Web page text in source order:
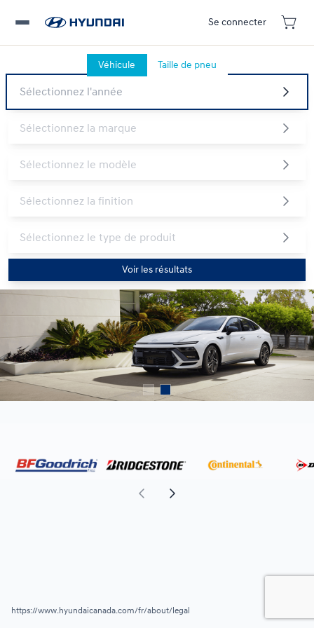
Se connecter
Véhicule Taille de pneu
Voir les résultats
https://www.hyundaicanada.com/fr/about/legal